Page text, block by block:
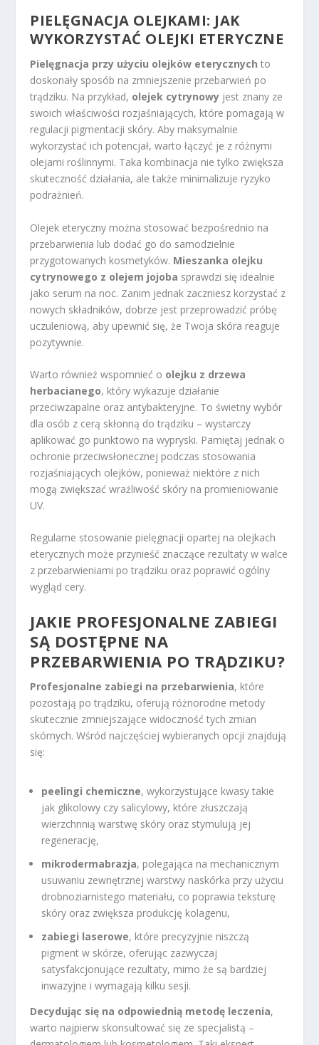
PIELĘGNACJA OLEJKAMI: JAK
WYKORZYSTAĆ OLEJKI ETERYCZNE
Pielęgnacja przy użyciu olejków eterycznych to
doskonały sposób na zmniejszenie przebarwień po
trądziku. Na przykład, olejek cytrynowy jest znany ze
swoich właściwości rozjaśniających, które pomagają w
regulacji pigmentacji skóry. Aby maksymalnie
wykorzystać ich potencjał, warto łączyć je z różnymi
olejami roślinnymi. Taka kombinacja nie tylko zwiększa
skuteczność działania, ale także minimalizuje ryzyko
podrażnień.
Olejek eteryczny można stosować bezpośrednio na
przebarwienia lub dodać go do samodzielnie
przygotowanych kosmetyków. Mieszanka olejku
cytrynowego z olejem jojoba sprawdzi się idealnie
jako serum na noc. Zanim jednak zaczniesz korzystać z
nowych składników, dobrze jest przeprowadzić próbę
uczuleniową, aby upewnić się, że Twoja skóra reaguje
pozytywnie.
Warto również wspomnieć o olejku z drzewa
herbacianego, który wykazuje działanie
przeciwzapalne oraz antybakteryjne. To świetny wybór
dla osób z cerą skłonną do trądziku – wystarczy
aplikować go punktowo na wypryski. Pamiętaj jednak o
ochronie przeciwsłonecznej podczas stosowania
rozjaśniających olejków, ponieważ niektóre z nich
mogą zwiększać wrażliwość skóry na promieniowanie
UV.
Regularne stosowanie pielęgnacji opartej na olejkach
eterycznych może przynieść znaczące rezultaty w walce
z przebarwieniami po trądziku oraz poprawić ogólny
wygląd cery.
JAKIE PROFESJONALNE ZABIEGI
SĄ DOSTĘPNE NA
PRZEBARWIENIA PO TRĄDZIKU?
Profesjonalne zabiegi na przebarwienia, które
pozostają po trądziku, oferują różnorodne metody
skutecznie zmniejszające widoczność tych zmian
skórnych. Wśród najczęściej wybieranych opcji znajdują
się:
peelingi chemiczne, wykorzystujące kwasy takie
jak glikolowy czy salicylowy, które złuszczają
wierzchnnią warstwę skóry oraz stymulują jej
regenerację,
mikrodermabrazja, polegająca na mechanicznym
usuwaniu zewnętrznej warstwy naskórka przy użyciu
drobnoziarnistego materiału, co poprawia teksturę
skóry oraz zwiększa produkcję kolagenu,
zabiegi laserowe, które precyzyjnie niszczą
pigment w skórze, oferując zazwyczaj
satysfakcjonujące rezultaty, mimo że są bardziej
inwazyjne i wymagają kilku sesji.
Decydując się na odpowiednią metodę leczenia,
warto najpierw skonsultować się ze specjalistą –